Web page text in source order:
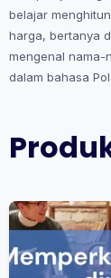
belajar
harga, bertanya
mengenal nama-
dalam bahasa